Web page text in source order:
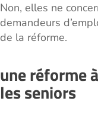
Non, elles ne
demandeurs
de la réforme.
une réforme
les seniors